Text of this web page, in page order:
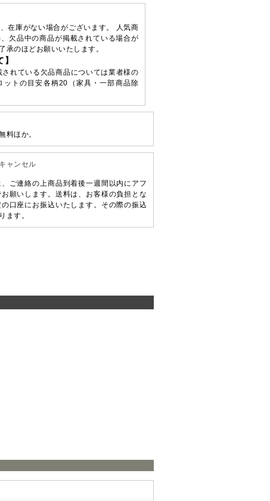
在庫がない場合がございます。 人気商
欠品中の商品が掲載されている場合が
承のほどお願いいたします。
されている欠品商品については業者様の
ットの目安各柄20（家具・一部商品除
料ほか。
ャンセル
ご連絡の上商品到着後一週間以内にアフ
願いします。送料は、お客様の負担とな
口座にお振込いたします。その際の振込
ます。